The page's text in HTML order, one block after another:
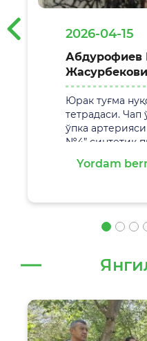
2026-04-15
Абдурофиев
Юрак туғма
тетрадаси. Чап
ўпка артерияси
№4” синтетик
анастамоз
амалиёти
оширилди.
Yordam
‹